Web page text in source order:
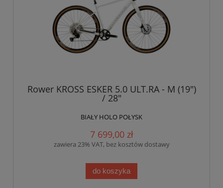
Rower KROSS ESKER 5.0 ULT.RA - M (19")
/ 28"
BIAŁY HOLO POŁYSK
7 699,00 zł
zawiera 23% VAT, bez kosztów dostawy
do koszyka